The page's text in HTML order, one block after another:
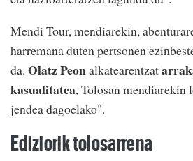
Mendi Tour, mendiarekin,
harremana duten pertsonen
da. Olatz Peonalkatearentzat
kasualitatea, Tolosan mendiarekin
jendea dagoelako".
Ediziorik tolosarrena